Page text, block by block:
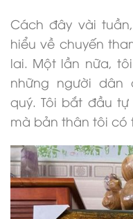
Cách đây vài
hiểu về chuyến
lai. Một lần nữa,
những người dân
quý. Tôi bắt đầu
mà bản thân tôi có